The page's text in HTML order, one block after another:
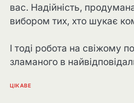
вас. Надійність,
вибором тих, хто шукає
І тоді робота на свіжому
зламаного в
ЦІКАВЕ